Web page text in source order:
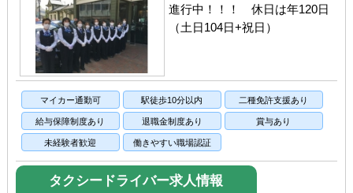
進行中！！！ 休日は年120日
（土日104日+祝日）
マイカー通勤可 駅徒歩10分以内 二種免許支援あり
給与保障制度あり 退職金制度あり 賞与あり
未経験者歓迎 働きやすい職場認証
タクシードライバー求人情報